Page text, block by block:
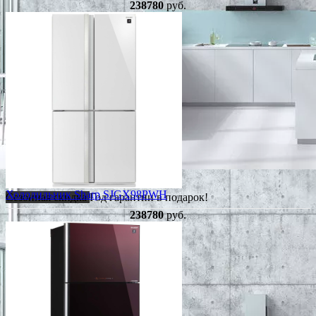
238780руб.
Сезонная скидкаГод гарантии в подарок!
Холодильник Sharp SJGX98PWH
238780руб.